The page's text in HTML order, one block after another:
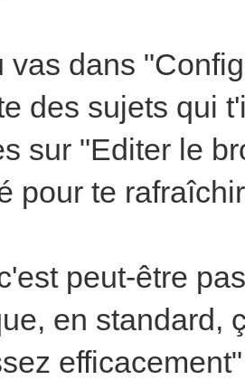
vas dans
des sujets qui
sur "Editer le
pour te
peut-être
en standard,